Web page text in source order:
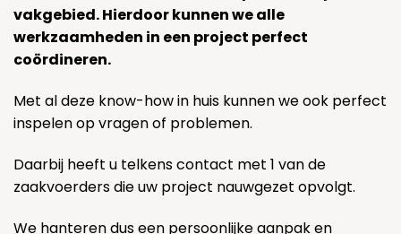
vakgebied. Hierdoor kunnen we alle
werkzaamheden in een project perfect
coördineren.
Met al deze know-how in huis kunnen we ook perfect
inspelen op vragen of problemen.
Daarbij heeft u telkens contact met 1 van de
zaakvoerders die uw project nauwgezet opvolgt.
We hanteren dus een persoonlijke aanpak en